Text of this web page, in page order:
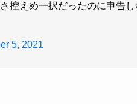
控えめ一択だったのに申告
5, 2021